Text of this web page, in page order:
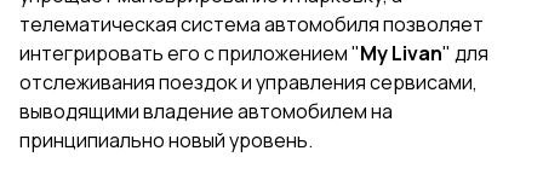
телематическая система автомобиля позволяет
интегрировать его с приложением"My Livan" для
отслеживания поездок и управления сервисами,
выводящими владение автомобилем на
принципиально новый уровень.